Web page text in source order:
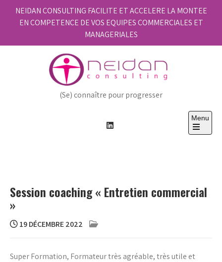
NEIDAN CONSULTING FACILITE ET ACCELERE LA MONTEE
EN COMPETENCE DE VOS EQUIPES COMMERCIALES ET
MANAGERIALES
(Se) connaître pour progresser
Menu
Open
Session coaching « Entretien commercial
»
19 DÉCEMBRE 2022
Super Formation, Formateur très agréable, très utile et